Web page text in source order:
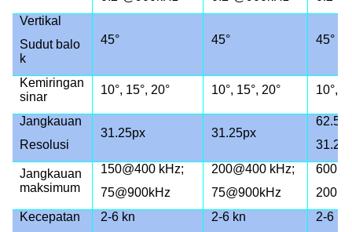
Vertikal
Sudut balo
k
45° 45° 45°
Kemiringan
sinar
10°, 15°, 20° 10°, 15°, 20° 10°,
Jangkauan
Resolusi
31.25px 31.25px
Jangkauan
maksimum
150@400 kHz;
75@900kHz
200@400 kHz;
75@900kHz
Kecepatan
2-6 kn 2-6 kn
2-6 kn